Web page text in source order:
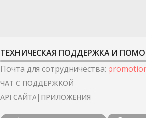
ТЕХНИЧЕСКАЯ ПОДДЕРЖКА И
Почта для сотрудничества:
ЧАТ С ПОДДЕРЖКОЙ
API САЙТА| ПРИЛОЖЕНИЯ